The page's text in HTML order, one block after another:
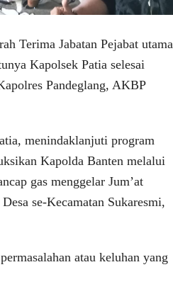
Terima Jabatan Pejabat utama
Kapolsek Patia selesai
Pandeglang, AKBP
menindaklanjuti program
Kapolda Banten melalui
gas menggelar Jum’at
se-Kecamatan Sukaresmi,
atau keluhan yang